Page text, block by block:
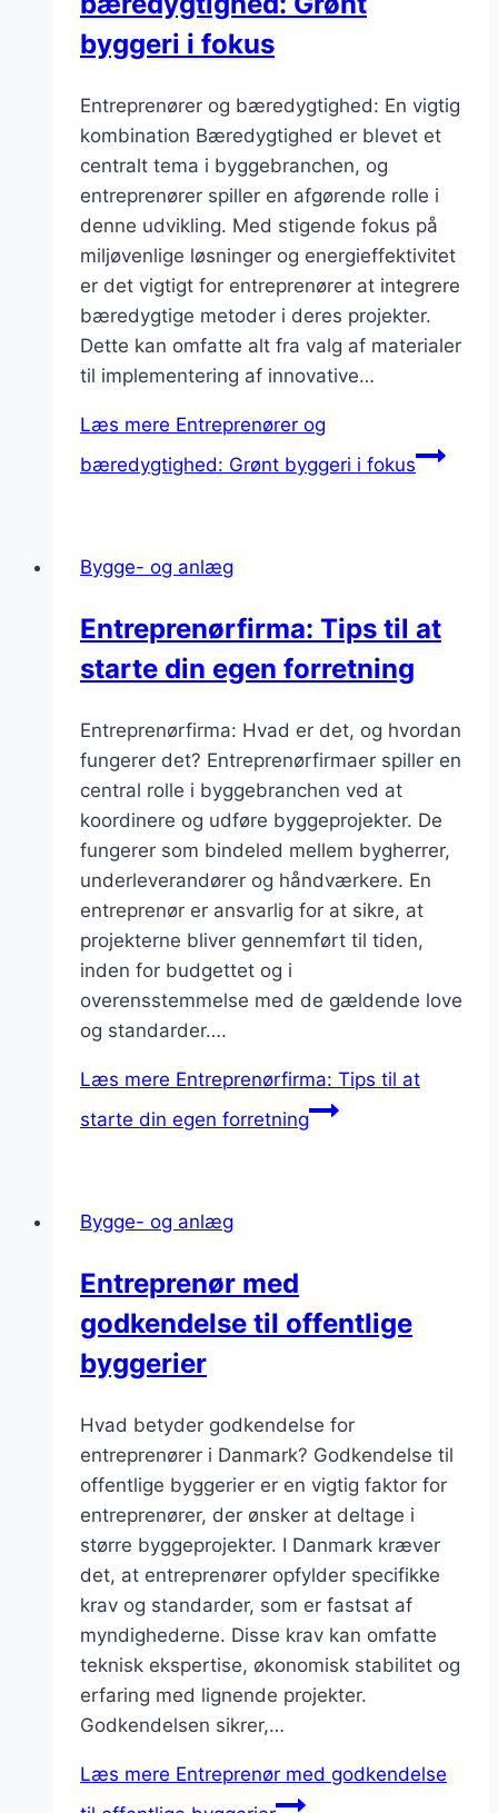
byggeri i fokus
Entreprenører og bæredygtighed: En vigtig
kombination Bæredygtighed er blevet et
centralt tema i byggebranchen, og
entreprenører spiller en afgørende rolle i
denne udvikling. Med stigende fokus på
miljøvenlige løsninger og energieffektivitet
er det vigtigt for entreprenører at integrere
bæredygtige metoder i deres projekter.
Dette kan omfatte alt fra valg af materialer
til implementering af innovative…
Læs mere Entreprenører og
bæredygtighed: Grønt byggeri i fokus
Bygge- og anlæg
Entreprenørfirma: Tips til at
starte din egen forretning
Entreprenørfirma: Hvad er det, og hvordan
fungerer det? Entreprenørfirmaer spiller en
central rolle i byggebranchen ved at
koordinere og udføre byggeprojekter. De
fungerer som bindeled mellem bygherrer,
underleverandører og håndværkere. En
entreprenør er ansvarlig for at sikre, at
projekterne bliver gennemført til tiden,
inden for budgettet og i
overensstemmelse med de gældende love
og standarder….
Læs mere Entreprenørfirma: Tips til at
starte din egen forretning
Bygge- og anlæg
Entreprenør med
godkendelse til offentlige
byggerier
Hvad betyder godkendelse for
entreprenører i Danmark? Godkendelse til
offentlige byggerier er en vigtig faktor for
entreprenører, der ønsker at deltage i
større byggeprojekter. I Danmark kræver
det, at entreprenører opfylder specifikke
krav og standarder, som er fastsat af
myndighederne. Disse krav kan omfatte
teknisk ekspertise, økonomisk stabilitet og
erfaring med lignende projekter.
Godkendelsen sikrer,…
Læs mere Entreprenør med godkendelse